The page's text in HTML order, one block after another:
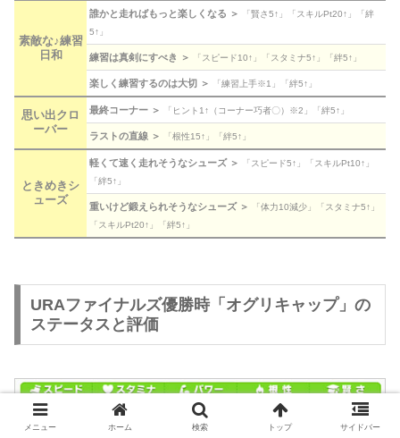
素敵な♪練習
日和
誰かと走ればもっと楽しくなる ＞
「賢さ5↑」「スキルPt20↑」「絆
5↑」
練習は真剣にすべき ＞ 「スピード10↑」「スタミナ5↑」「絆5↑」
楽しく練習するのは大切 ＞ 「練習上手※1」「絆5↑」
思い出クロ
ーバー
最終コーナー ＞ 「ヒント1↑（コーナー巧者〇）※2」「絆5↑」
ラストの直線 ＞ 「根性15↑」「絆5↑」
ときめきシ
ューズ
軽くて速く走れそうなシューズ ＞
「スピード5↑」「スキルPt10↑」
「絆5↑」
重いけど鍛えられそうなシューズ ＞
「体力10減少」「スタミナ5↑」
「スキルPt20↑」「絆5↑」
URAファイナルズ優勝時「オグリキャップ」の
ステータスと評価
メニュー ホーム 検索 トップ サイドバー